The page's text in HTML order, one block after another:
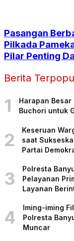
Pasangan
Pilkada
Pilar Penting
Berita
1
Harapan
Buchori untuk
2
Keseruan
saat
Partai
3
Polresta
Pelayanan
Layanan
4
Iming-iming
Polresta
Muncar